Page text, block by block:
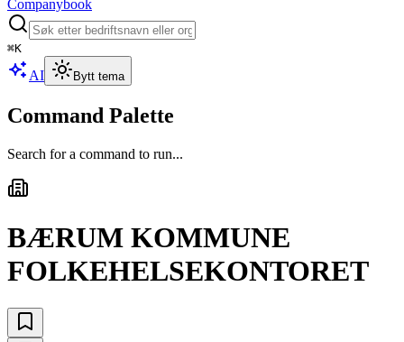
Companybook
⌘K
AI Bytt tema
Command Palette
Search for a command to run...
BÆRUM KOMMUNE
FOLKEHELSEKONTORET